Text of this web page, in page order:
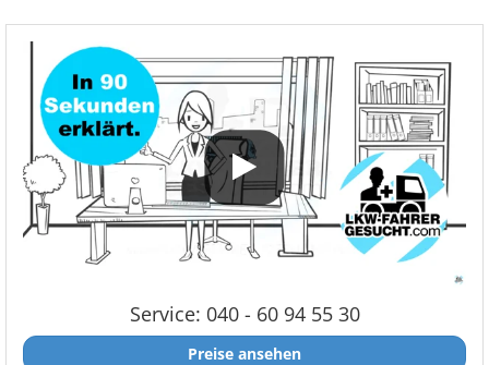
Service: 040 - 60 94 55 30
Preise ansehen